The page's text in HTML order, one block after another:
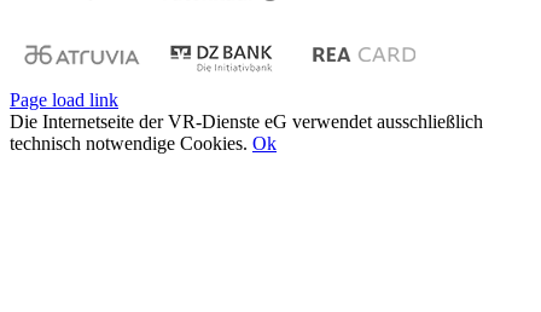
Page load link
Die Internetseite der VR-Dienste eG verwendet ausschließlich
technisch notwendige Cookies. Ok